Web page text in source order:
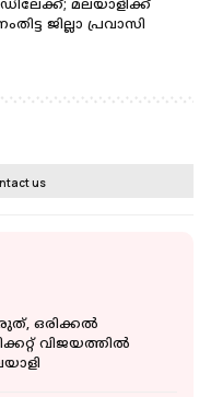
മലയാളിക്ക്
ജില്ലാ പ്രവാസി
us
ഒരിക്കൽ
വിജയത്തിൽ